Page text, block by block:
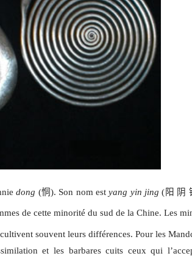
dong (恫). Son nom estyang yin jing(阳 阴
de cette minorité du sud de la Chine. Les
souvent leurs différences. Pour les
et les barbares cuits ceux qui